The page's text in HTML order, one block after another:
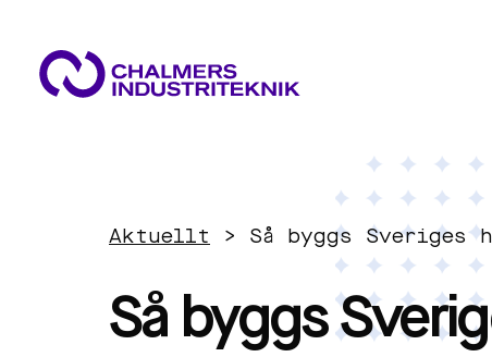
OM OSS
JOBBA HOS OSS
Aktuellt > Så byggs Sveriges
Så byggs